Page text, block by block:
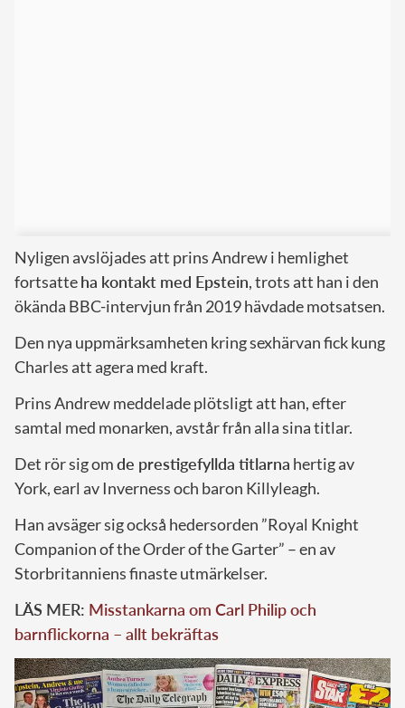
Nyligen avslöjades att prins Andrew i hemlighet
fortsatteha kontakt med Epstein, trots att han i den
ökända BBC-intervjun från 2019 hävdade motsatsen.
Den nya uppmärksamheten kring sexhärvan fick kung
Charles att agera med kraft.
Prins Andrew meddelade plötsligt att han, efter
samtal med monarken, avstår från alla sina titlar.
Det rör sig omde prestigefyllda titlarna hertig av
York, earl av Inverness och baron Killyleagh.
Han avsäger sig också hedersorden ”Royal Knight
Companion of the Order of the Garter” – en av
Storbritanniens finaste utmärkelser.
LÄS MER: Misstankarna om Carl Philip och
barnflickorna – allt bekräftas